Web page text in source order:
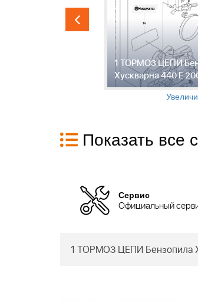
1 ТОРМОЗ ЦЕПИ
Хускварна 440 E
Показать все
Сервис
Официальный
1 ТОРМОЗ ЦЕПИ Бензопила